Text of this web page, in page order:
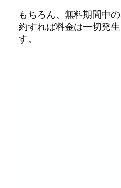
もちろん、無料期間中
約すれば料金は一切発
す。